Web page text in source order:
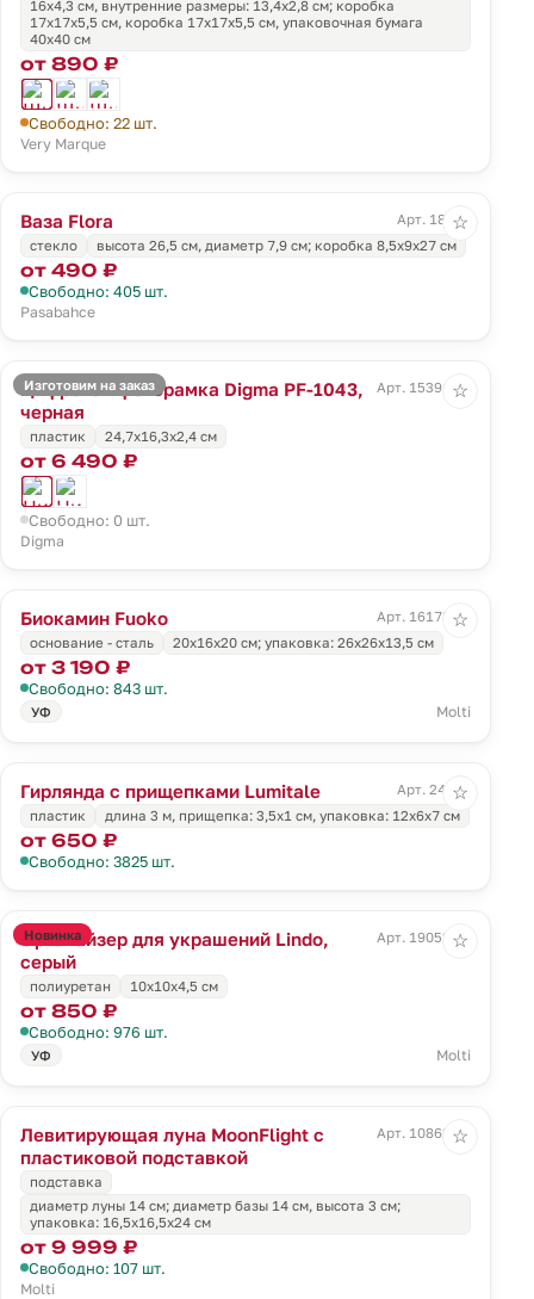
16х4,3 см, внутренние размеры: 13,4x2,8 см; коробка
17х17х5,5 см, коробка 17х17х5,5 см, упаковочная бумага
40х40 см
от 890 ₽
Свободно: 22 шт.
Very Marque
Ваза Flora
Арт. 18007
стекло
высота 26,5 см, диаметр 7,9 см; коробка 8,5x9x27 см
от 490 ₽
Свободно: 405 шт.
Pasabahce
☆
Изготовим на заказ
Цифровая фоторамка Digma PF-1043,
черная
Арт. 15391.30
пластик 24,7х16,3х2,4 см
от 6 490 ₽
Свободно: 0 шт.
Digma
☆
Биокамин Fuoko
Арт. 16178.30
основание - сталь
20х16x20 см; упаковка: 26x26x13,5 см
от 3 190 ₽
Свободно: 843 шт.
УФ Molti
☆
Гирлянда с прищепками Lumitale
Арт. 24056
пластик
длина 3 м, прищепка: 3,5х1 см, упаковка: 12х6х7 см
от 650 ₽
Свободно: 3825 шт.
☆
Новинка
Органайзер для украшений Lindo,
серый
Арт. 19052.10
полиуретан 10x10x4,5 см
от 850 ₽
Свободно: 976 шт.
УФ Molti
☆
Левитирующая луна MoonFlight с
пластиковой подставкой
Арт. 10862.01
подставка
диаметр луны 14 см; диаметр базы 14 см, высота 3 см;
упаковка: 16,5x16,5x24 см
от 9 999 ₽
Свободно: 107 шт.
Molti
☆